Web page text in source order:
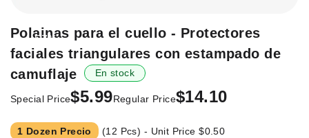
Saltar
principio
de
galería
imágenes.
-57%
Polainas para el cuello - Protectores
faciales triangulares con estampado de
camuflaje
En stock
Special Price$5.99Regular Price$14.10
1 Dozen Precio (12 Pcs) - Unit Price$0.50